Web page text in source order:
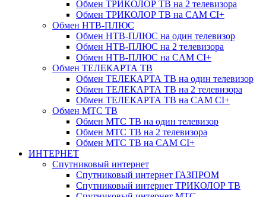
Обмен ТРИКОЛОР ТВ на 2 телевизора
Обмен ТРИКОЛОР ТВ на CAM CI+
Обмен НТВ-ПЛЮС
Обмен НТВ-ПЛЮС на один телевизор
Обмен НТВ-ПЛЮС на 2 телевизора
Обмен НТВ-ПЛЮС на CAM CI+
Обмен ТЕЛЕКАРТА ТВ
Обмен ТЕЛЕКАРТА ТВ на один телевизор
Обмен ТЕЛЕКАРТА ТВ на 2 телевизора
Обмен ТЕЛЕКАРТА ТВ на CAM CI+
Обмен МТС ТВ
Обмен МТС ТВ на один телевизор
Обмен МТС ТВ на 2 телевизора
Обмен МТС ТВ на CAM CI+
ИНТЕРНЕТ
Спутниковый интернет
Спутниковый интернет ГАЗПРОМ
Спутниковый интернет ТРИКОЛОР ТВ